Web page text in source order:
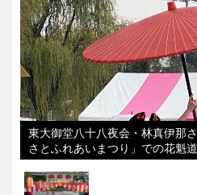
東大御堂八十八夜会・林真伊那
さとふれあいまつり」での花魁